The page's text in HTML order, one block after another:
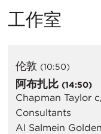
工作室
伦敦 (10:50)
阿布扎比 (14:50)
Chapman Taylor
Consultants
Al Salmein